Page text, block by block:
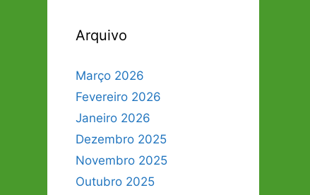
Arquivo
Março 2026
Fevereiro 2026
Janeiro 2026
Dezembro 2025
Novembro 2025
Outubro 2025